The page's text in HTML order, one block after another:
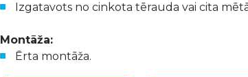
Izgatavots no cinkota tērauda vai cita
Montāža:
Ērta montāža.